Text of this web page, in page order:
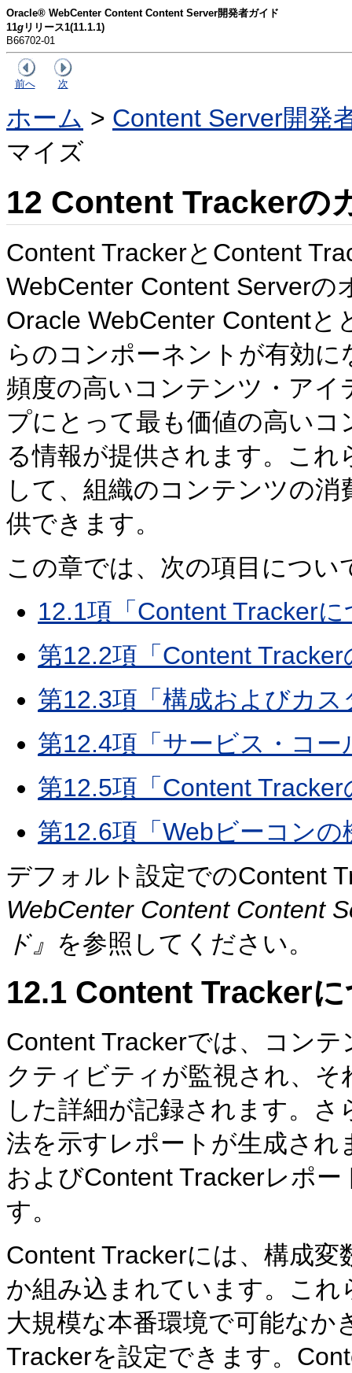
Oracle® WebCenter Content Content Server開発者ガイド
11g リリース1(11.1.1)
B66702-01
前へ 次
ホーム > Content Server開発
マイズ
12 Content Trackerの
Content TrackerとContent
WebCenter Content Server
Oracle WebCenter Content
らのコンポーネントが有効
頻度の高いコンテンツ・ア
プにとって最も価値の高い
る情報が提供されます。こ
して、組織のコンテンツの
供できます。
この章では、次の項目につい
12.1項「Content Tracker
第12.2項「Content
第12.3項「構成およびカス
第12.4項「サービス・コー
第12.5項「Content
第12.6項「Webビーコンの
デフォルト設定でのContent
WebCenter Content Content
ド』 を参照してください。
12.1 Content Tracker
Content Trackerでは、コン
クティビティが監視され、
した詳細が記録されます。
法を示すレポートが生成され
およびContent Trackerレポ
す。
Content Trackerには、構成
か組み込まれています。こ
大規模な本番環境で可能なか
Trackerを設定できます。